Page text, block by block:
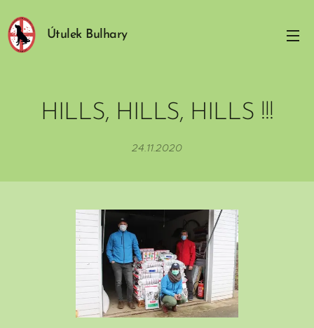
Útulek Bulhary
HILLS, HILLS, HILLS !!!
24.11.2020